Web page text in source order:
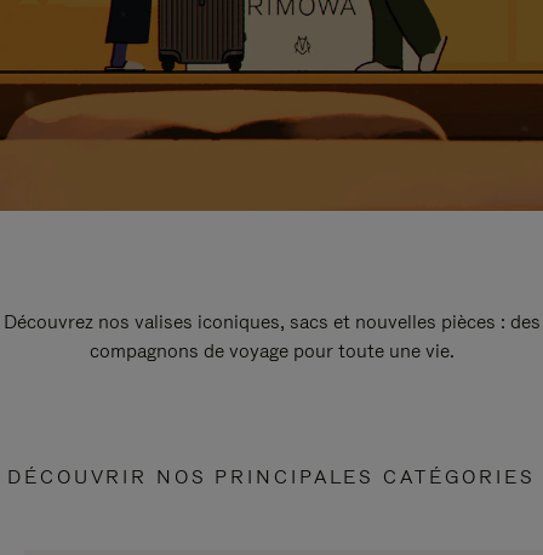
Découvrez nos valises iconiques, sacs et nouvelles pièces : des
compagnons de voyage pour toute une vie.
DÉCOUVRIR NOS PRINCIPALES CATÉGORIES